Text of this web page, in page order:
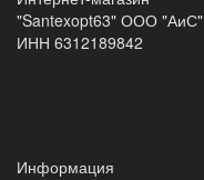
"Santexopt63" ООО "АиС"
ИНН 6312189842
Информация